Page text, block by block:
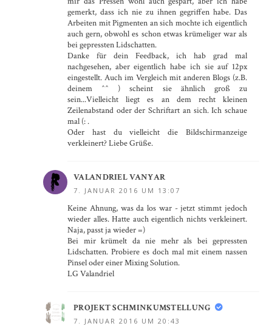
gemerkt, dass ich nie zu ihnen gegriffen habe. Das
Arbeiten mit Pigmenten an sich mochte ich eigentlich
auch gern, obwohl es schon etwas krümeliger war als
bei gepressten Lidschatten.
Danke für dein Feedback, ich hab grad mal
nachgesehen, aber eigentlich habe ich sie auf 12px
eingestellt. Auch im Vergleich mit anderen Blogs (z.B.
deinem ^^ ) scheint sie ähnlich groß zu
sein...Vielleicht liegt es an dem recht kleinen
Zeilenabstand oder der Schriftart an sich. Ich schaue
mal (: .
Oder hast du vielleicht die Bildschirmanzeige
verkleinert? Liebe Grüße.
VALANDRIEL VANYAR
7. JANUAR 2016 UM 13:07
Keine Ahnung, was da los war - jetzt stimmt jedoch
wieder alles. Hatte auch eigentlich nichts verkleinert.
Naja, passt ja wieder =)
Bei mir krümelt da nie mehr als bei gepressten
Lidschatten. Probiere es doch mal mit einem nassen
Pinsel oder einer Mixing Solution.
LG Valandriel
PROJEKT SCHMINKUMSTELLUNG
7. JANUAR 2016 UM 20:43